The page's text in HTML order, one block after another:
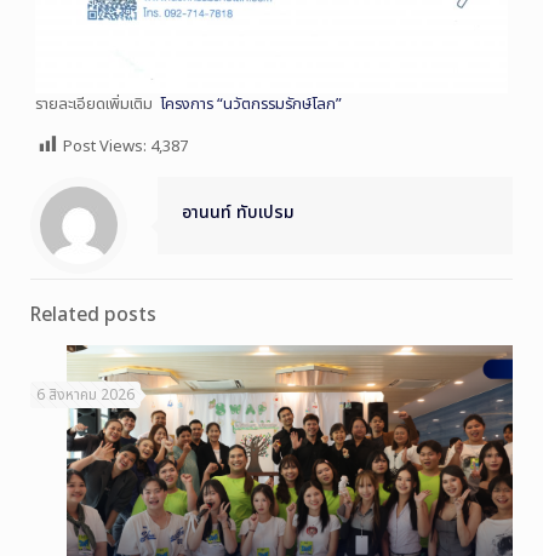
รายละเอียดเพิ่มเติม โครงการ “นวัตกรรมรักษ์โลก”
Post Views: 4,387
อานนท์ ทับเปรม
Related posts
6 สิงหาคม 2026